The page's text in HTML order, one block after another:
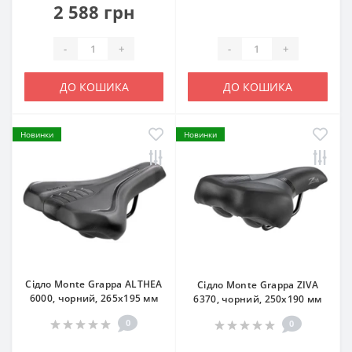
2 588 грн
- +
ДО КОШИКА
- +
ДО КОШИКА
Новинки
Сідло Monte Grappa ALTHEA
6000, чорний, 265x195 мм
0
Новинки
Сідло Monte Grappa ZIVA
6370, чорний, 250x190 мм
0